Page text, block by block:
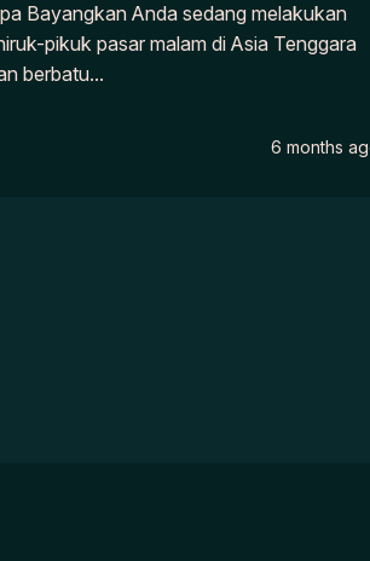
Bayangkan Anda sedang melakukan
pikuk pasar malam di Asia Tenggara
berbatu…
6 months